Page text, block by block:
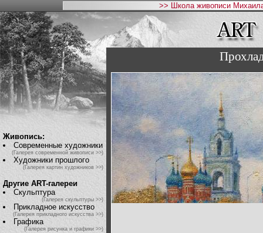
>> Школа живописи
Живопись:
Современные художники
(Галерея современной живописи >>)
Художники прошлого
(Галерея картин художников >>)
Другие ART-галереи
Скульптура
(Галерея скульптуры >>)
Прикладное искусство
(Галерея прикладного искусства >>)
Графика
(Галерея рисунка и графики >>)